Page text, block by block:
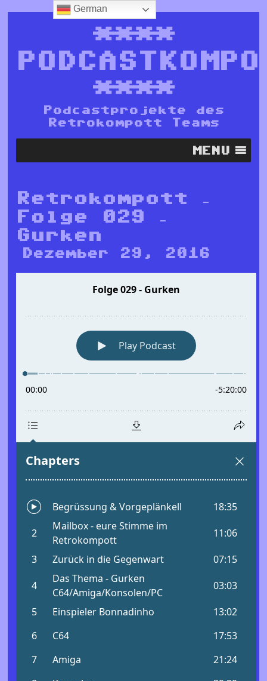
****
****
Podcastprojekte des
Retrokompott Teams
MENU
Retrokompott –
Folge 029 –
Gurken
Dezember 29, 2016
German